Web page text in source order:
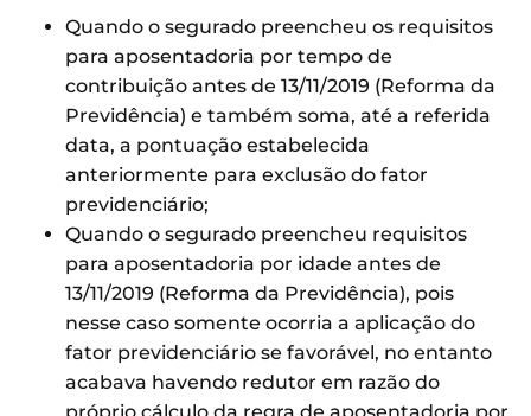
Quando o segurado preencheu os requisitos
para aposentadoria por tempo de
contribuição antes de 13/11/2019 (Reforma da
Previdência) e também soma, até a referida
data, a pontuação estabelecida
anteriormente para exclusão do fator
previdenciário;
Quando o segurado preencheu requisitos
para aposentadoria por idade antes de
13/11/2019 (Reforma da Previdência), pois
nesse caso somente ocorria a aplicação do
fator previdenciário se favorável, no entanto
acabava havendo redutor em razão do
próprio cálculo da regra de aposentadoria por